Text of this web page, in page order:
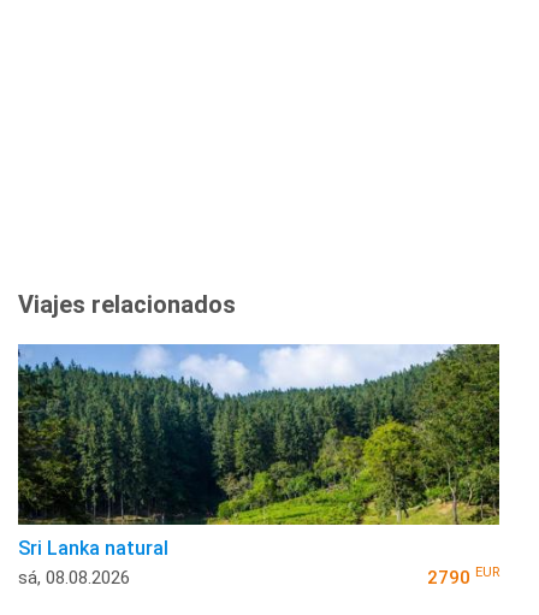
Viajes relacionados
Sri Lanka natural
sá, 08.08.2026 2790 EUR